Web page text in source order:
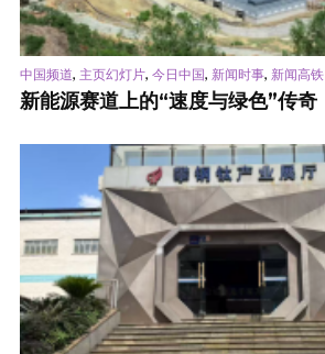
中国频道, 主页幻灯片, 今日中国, 新闻时事, 新闻高铁
新能源赛道上的“速度与绿色”传奇